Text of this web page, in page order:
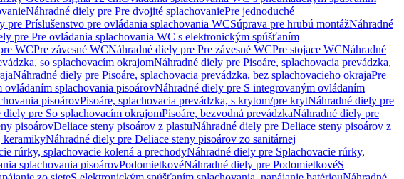
Náhradné diely pre Pre dvojité splachovaniePre jednoduché
pre Príslušenstvo pre ovládania splachovania WCSúprava pre hrubú montážNáhradné
pre Pre ovládania splachovania WC s elektronickým spúšťaním
WCPre závesné WCNáhradné diely pre Pre závesné WCPre stojace WCNáhradné
so splachovacím okrajomNáhradné diely pre Pisoáre, splachovacia prevádzka,
Náhradné diely pre Pisoáre, splachovacia prevádzka, bez splachovacieho okrajaPre
ovládaním splachovania pisoárovNáhradné diely pre S integrovaným ovládaním
pisoárovPisoáre, splachovacia prevádzka, s krytom/pre krytNáhradné diely pre
diely pre So splachovacím okrajomPisoáre, bezvodná prevádzkaNáhradné diely pre
pisoárovDeliace steny pisoárov z plastuNáhradné diely pre Deliace steny pisoárov z
keramikyNáhradné diely pre Deliace steny pisoárov zo sanitárnej
rúrky, splachovacie kolená a prechodyNáhradné diely pre Splachovacie rúrky,
splachovania pisoárovPodomietkovéNáhradné diely pre PodomietkovéS